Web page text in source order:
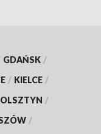
GDAŃSK /
/ KIELCE /
OLSZTYN /
/